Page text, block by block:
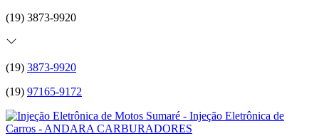
(19) 3873-9920
(19) 3873-9920
(19) 97165-9172